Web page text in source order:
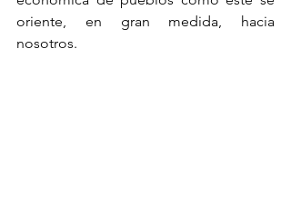
oriente, en gran medida, hacia
nosotros.